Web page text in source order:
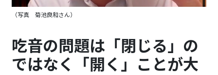
（写真 菊池良和さん）
吃音の問題は「閉じる」の
ではなく「開く」ことが大